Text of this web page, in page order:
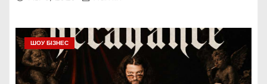
ШОУ БІЗНЕС